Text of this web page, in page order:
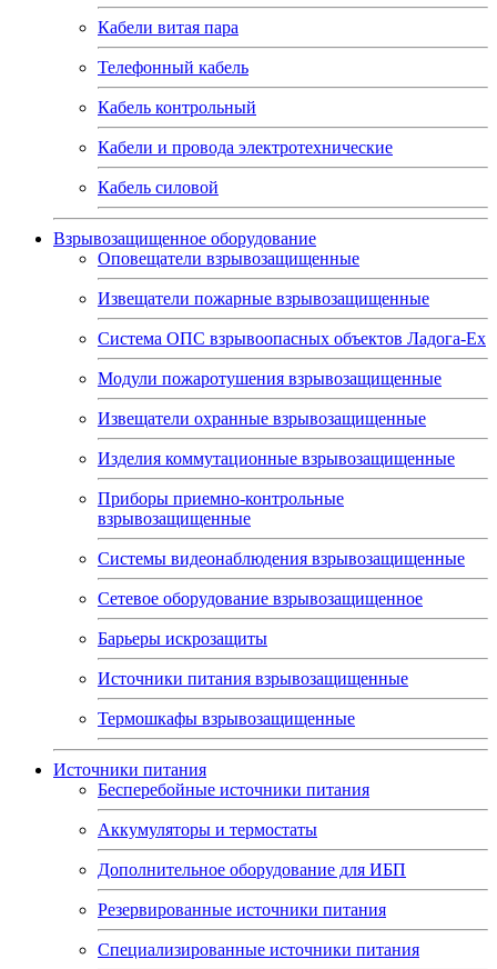
Кабели витая пара
Телефонный кабель
Кабель контрольный
Кабели и провода электротехнические
Кабель силовой
Взрывозащищенное оборудование
Оповещатели взрывозащищенные
Извещатели пожарные взрывозащищенные
Система ОПС взрывоопасных объектов Ладога-Ex
Модули пожаротушения взрывозащищенные
Извещатели охранные взрывозащищенные
Изделия коммутационные взрывозащищенные
Приборы приемно-контрольные
взрывозащищенные
Системы видеонаблюдения взрывозащищенные
Сетевое оборудование взрывозащищенное
Барьеры искрозащиты
Источники питания взрывозащищенные
Термошкафы взрывозащищенные
Источники питания
Бесперебойные источники питания
Аккумуляторы и термостаты
Дополнительное оборудование для ИБП
Резервированные источники питания
Специализированные источники питания